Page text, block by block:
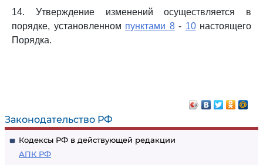
Законодательство РФ
Кодексы РФ в действующей редакции
АПК РФ
14. Утверждение изменений осуществляется в
порядке, установленном пунктами 8- 10настоящего
Порядка.